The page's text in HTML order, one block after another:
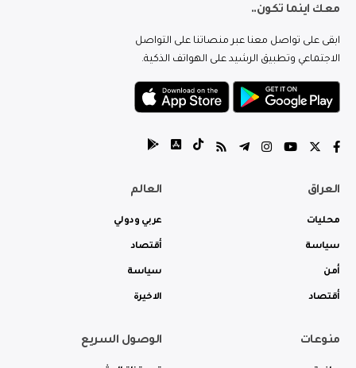
معك اينما تكون..
ابقى على تواصل معنا عبر منصاتنا على التواصل
الاجتماعي وتطبيق الرشيد على الهواتف الذكية.
العراق
محليات
سياسة
أمن
أقتصاد
العالم
عربي ودولي
أقتصاد
سياسة
الاخيرة
منوعات الوصول السريع